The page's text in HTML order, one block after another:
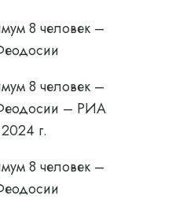
8 человек –
8 человек –
– РИА
г.
8 человек –